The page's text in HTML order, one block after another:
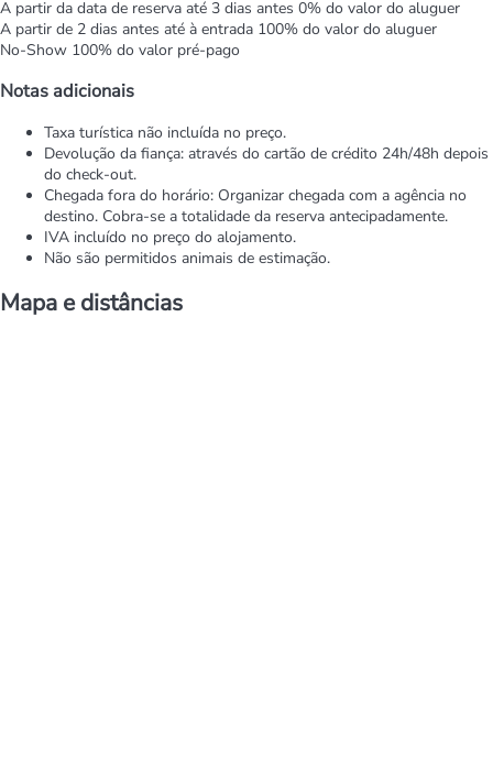
A partir da data de reserva até 3 dias antes 0% do valor do aluguer
A partir de 2 dias antes até à entrada 100% do valor do aluguer
No-Show 100% do valor pré-pago
Notas adicionais
Taxa turística não incluída no preço.
Devolução da fiança: através do cartão de crédito 24h/48h depois
do check-out.
Chegada fora do horário: Organizar chegada com a agência no
destino. Cobra-se a totalidade da reserva antecipadamente.
IVA incluído no preço do alojamento.
Não são permitidos animais de estimação.
Mapa e distâncias